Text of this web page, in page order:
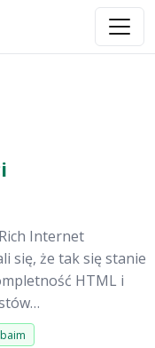
Internet
się, że tak się stanie
HTML i